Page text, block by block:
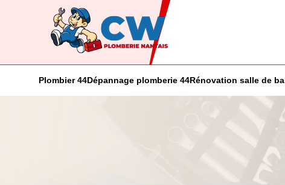
Plombier 44Dépannage plomberie 44Rénovation salle de